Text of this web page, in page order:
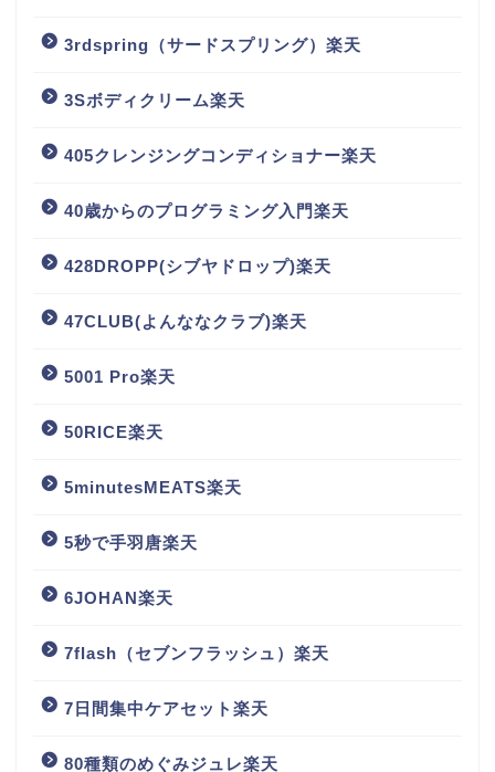
3rdspring（サードスプリング）楽天
3Sボディクリーム楽天
405クレンジングコンディショナー楽天
40歳からのプログラミング入門楽天
428DROPP(シブヤドロップ)楽天
47CLUB(よんななクラブ)楽天
5001 Pro楽天
50RICE楽天
5minutesMEATS楽天
5秒で手羽唐楽天
6JOHAN楽天
7flash（セブンフラッシュ）楽天
7日間集中ケアセット楽天
80種類のめぐみジュレ楽天